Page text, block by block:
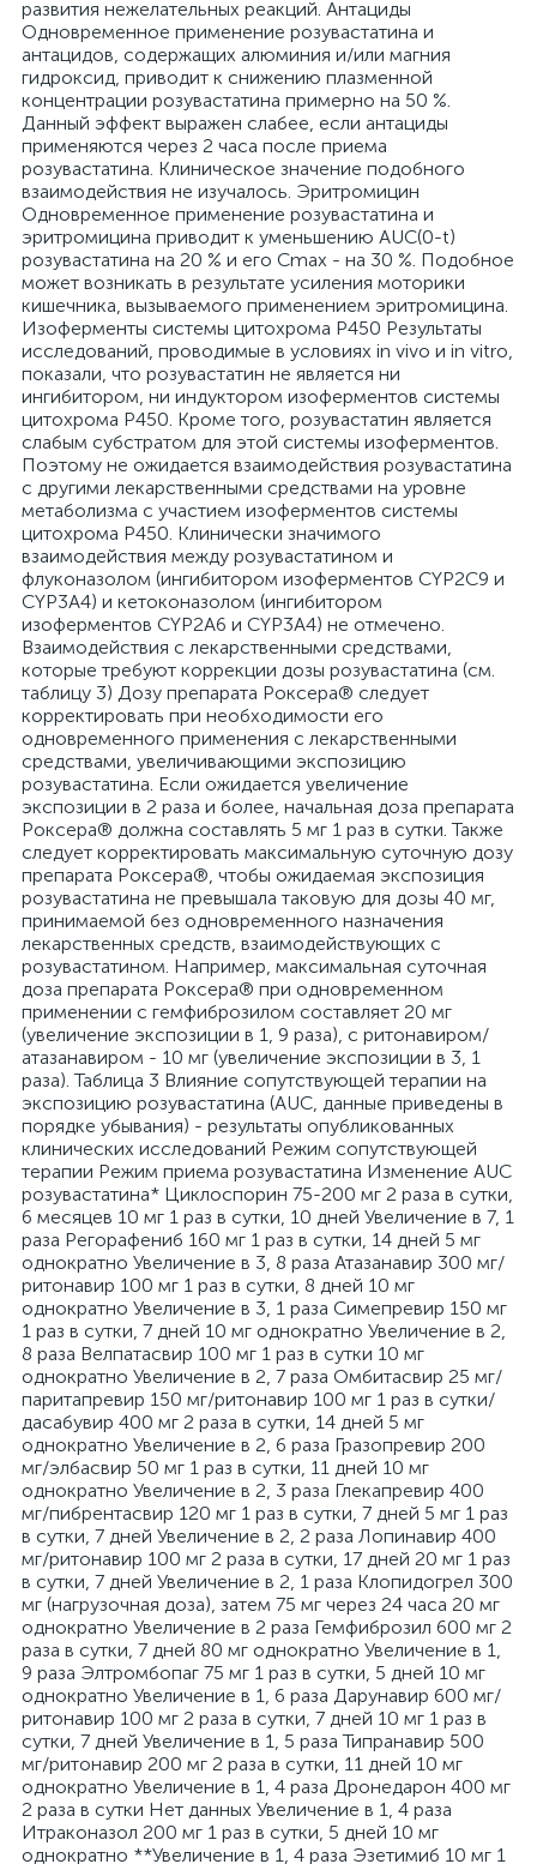
развития нежелательных реакций. Антациды
Одновременное применение розувастатина и
антацидов, содержащих алюминия и/или магния
гидроксид, приводит к снижению плазменной
концентрации розувастатина примерно на 50 %.
Данный эффект выражен слабее, если антациды
применяются через 2 часа после приема
розувастатина. Клиническое значение подобного
взаимодействия не изучалось. Эритромицин
Одновременное применение розувастатина и
эритромицина приводит к уменьшению AUC(0-t)
розувастатина на 20 % и его Сmах - на 30 %. Подобное
может возникать в результате усиления моторики
кишечника, вызываемого применением эритромицина.
Изоферменты системы цитохрома P450 Результаты
исследований, проводимые в условиях in vivo и in vitro,
показали, что розувастатин не является ни
ингибитором, ни индуктором изоферментов системы
цитохрома Р450. Кроме того, розувастатин является
слабым субстратом для этой системы изоферментов.
Поэтому не ожидается взаимодействия розувастатина
с другими лекарственными средствами на уровне
метаболизма с участием изоферментов системы
цитохрома Р450. Клинически значимого
взаимодействия между розувастатином и
флуконазолом (ингибитором изоферментов CYP2C9 и
CYP3A4) и кетоконазолом (ингибитором
изоферментов CYP2A6 и CYP3A4) не отмечено.
Взаимодействия с лекарственными средствами,
которые требуют коррекции дозы розувастатина (см.
таблицу 3) Дозу препарата Роксера® следует
корректировать при необходимости его
одновременного применения с лекарственными
средствами, увеличивающими экспозицию
розувастатина. Если ожидается увеличение
экспозиции в 2 раза и более, начальная доза препарата
Роксера® должна составлять 5 мг 1 раз в сутки. Также
следует корректировать максимальную суточную дозу
препарата Роксера®, чтобы ожидаемая экспозиция
розувастатина не превышала таковую для дозы 40 мг,
принимаемой без одновременного назначения
лекарственных средств, взаимодействующих с
розувастатином. Например, максимальная суточная
доза препарата Роксера® при одновременном
применении с гемфиброзилом составляет 20 мг
(увеличение экспозиции в 1, 9 раза), с ритонавиром/
атазанавиром - 10 мг (увеличение экспозиции в 3, 1
раза). Таблица 3 Влияние сопутствующей терапии на
экспозицию розувастатина (AUC, данные приведены в
порядке убывания) - результаты опубликованных
клинических исследований Режим сопутствующей
терапии Режим приема розувастатина Изменение AUC
розувастатина* Циклоспорин 75-200 мг 2 раза в сутки,
6 месяцев 10 мг 1 раз в сутки, 10 дней Увеличение в 7, 1
раза Регорафениб 160 мг 1 раз в сутки, 14 дней 5 мг
однократно Увеличение в 3, 8 раза Атазанавир 300 мг/
ритонавир 100 мг 1 раз в сутки, 8 дней 10 мг
однократно Увеличение в 3, 1 раза Симепревир 150 мг
1 раз в сутки, 7 дней 10 мг однократно Увеличение в 2,
8 раза Велпатасвир 100 мг 1 раз в сутки 10 мг
однократно Увеличение в 2, 7 раза Омбитасвир 25 мг/
паритапревир 150 мг/ритонавир 100 мг 1 раз в сутки/
дасабувир 400 мг 2 раза в сутки, 14 дней 5 мг
однократно Увеличение в 2, 6 раза Гразопревир 200
мг/элбасвир 50 мг 1 раз в сутки, 11 дней 10 мг
однократно Увеличение в 2, 3 раза Глекапревир 400
мг/пибрентасвир 120 мг 1 раз в сутки, 7 дней 5 мг 1 раз
в сутки, 7 дней Увеличение в 2, 2 раза Лопинавир 400
мг/ритонавир 100 мг 2 раза в сутки, 17 дней 20 мг 1 раз
в сутки, 7 дней Увеличение в 2, 1 раза Клопидогрел 300
мг (нагрузочная доза), затем 75 мг через 24 часа 20 мг
однократно Увеличение в 2 раза Гемфиброзил 600 мг 2
раза в сутки, 7 дней 80 мг однократно Увеличение в 1,
9 раза Элтромбопаг 75 мг 1 раз в сутки, 5 дней 10 мг
однократно Увеличение в 1, 6 раза Дарунавир 600 мг/
ритонавир 100 мг 2 раза в сутки, 7 дней 10 мг 1 раз в
сутки, 7 дней Увеличение в 1, 5 раза Типранавир 500
мг/ритонавир 200 мг 2 раза в сутки, 11 дней 10 мг
однократно Увеличение в 1, 4 раза Дронедарон 400 мг
2 раза в сутки Нет данных Увеличение в 1, 4 раза
Итраконазол 200 мг 1 раз в сутки, 5 дней 10 мг
однократно **Увеличение в 1, 4 раза Эзетимиб 10 мг 1